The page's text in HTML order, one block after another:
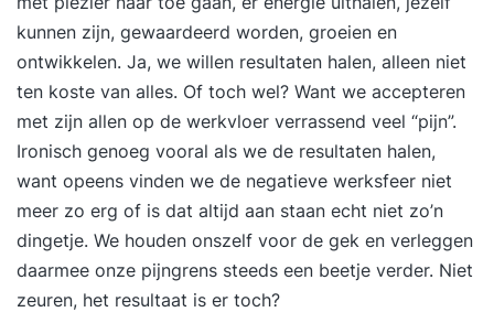
kunnen zijn, gewaardeerd worden, groeien en
ontwikkelen. Ja, we willen resultaten halen, alleen niet
ten koste van alles. Of toch wel? Want we accepteren
met zijn allen op de werkvloer verrassend veel “pijn”.
Ironisch genoeg vooral als we de resultaten halen,
want opeens vinden we de negatieve werksfeer niet
meer zo erg of is dat altijd aan staan echt niet zo’n
dingetje. We houden onszelf voor de gek en verleggen
daarmee onze pijngrens steeds een beetje verder. Niet
zeuren, het resultaat is er toch?